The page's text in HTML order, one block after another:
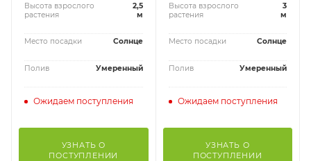
Высота взрослого
растения
2,5
м
Место посадки Солнце
Полив Умеренный
Ожидаем поступления
УЗНАТЬ О
ПОСТУПЛЕНИИ
Высота взрослого
растения
3
м
Место посадки Солнце
Полив Умеренный
Ожидаем поступления
УЗНАТЬ О
ПОСТУПЛЕНИИ